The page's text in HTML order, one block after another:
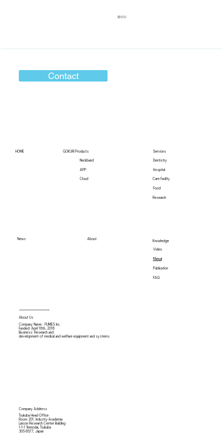
HOME GOKURI Products
APP
Neckband
Cloud
Services
Dentistry
Hospital
Care Facility
Food
Research
News About
Knowledge
Video
Manual
Publication
FAQ
About Us
Company Name : PLIMES Inc.
Funded: April 18th,2018
Business: Research and
development of medical and welfare equipment and systems
Company Address
Tsukuba Head Office
Room 201, Industry-Academia
Liaison Research Center Building
1-1-1 Tennodai, Tsukuba
305-8577, Japan
Contact